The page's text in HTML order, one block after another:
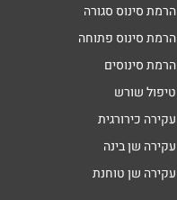
הרמת סינוס סגורה
הרמת סינוס פתוחה
הרמת סינוסים
טיפול שורש
עקירה כירורגית
עקירה שן בינה
עקירה שן טוחנת